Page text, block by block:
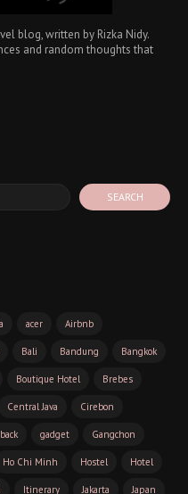
blog, written by Rizka Nidy.
and random thoughts that
acer Airbnb
Bali Bandung Bangkok
Boutique Hotel Brebes
Central Java Cirebon
gadget Gangchon
Ho Chi Minh Hostel Hotel
Itinerary Jakarta Japan